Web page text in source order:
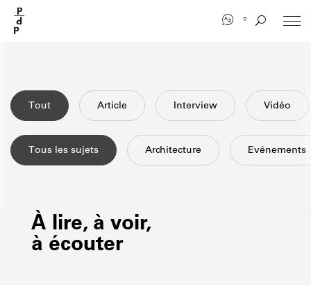
contenu
principal
Tout Article Interview Vidéo
Tous les sujets Architecture Evénements
À lire, à voir,
à écouter